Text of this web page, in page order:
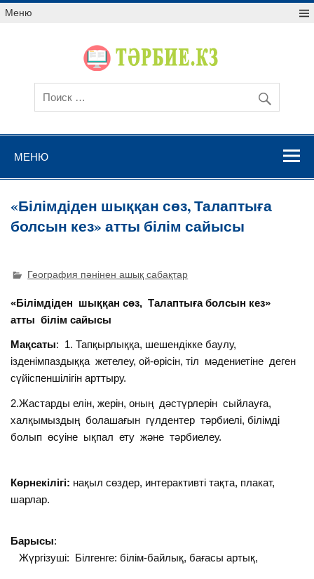
Меню
МЕНЮ
«Білімдіден шыққан сөз, Талаптыға
болсын кез» атты білім сайысы
География пәнінен ашық сабақтар
«Білімдіден шыққан сөз, Талаптыға болсын кез»
атты білім сайысы
Мақсаты: 1. Тапқырлыққа, шешендікке баулу,
ізденімпаздыққа жетелеу, ой-өрісін, тіл мәдениетіне деген
сүйіспеншілігін арттыру.
2.Жастарды елін, жерін, оның дәстүрлерін сыйлауға,
халқымыздың болашағын гүлдентер тәрбиелі, білімді
болып өсуіне ықпал ету және тәрбиелеу.
Көрнекілігі: нақыл сөздер, интерактивті тақта, плакат,
шарлар.
Барысы:
Жүргізуші: Білгенге: білім-байлық, бағасы артық,